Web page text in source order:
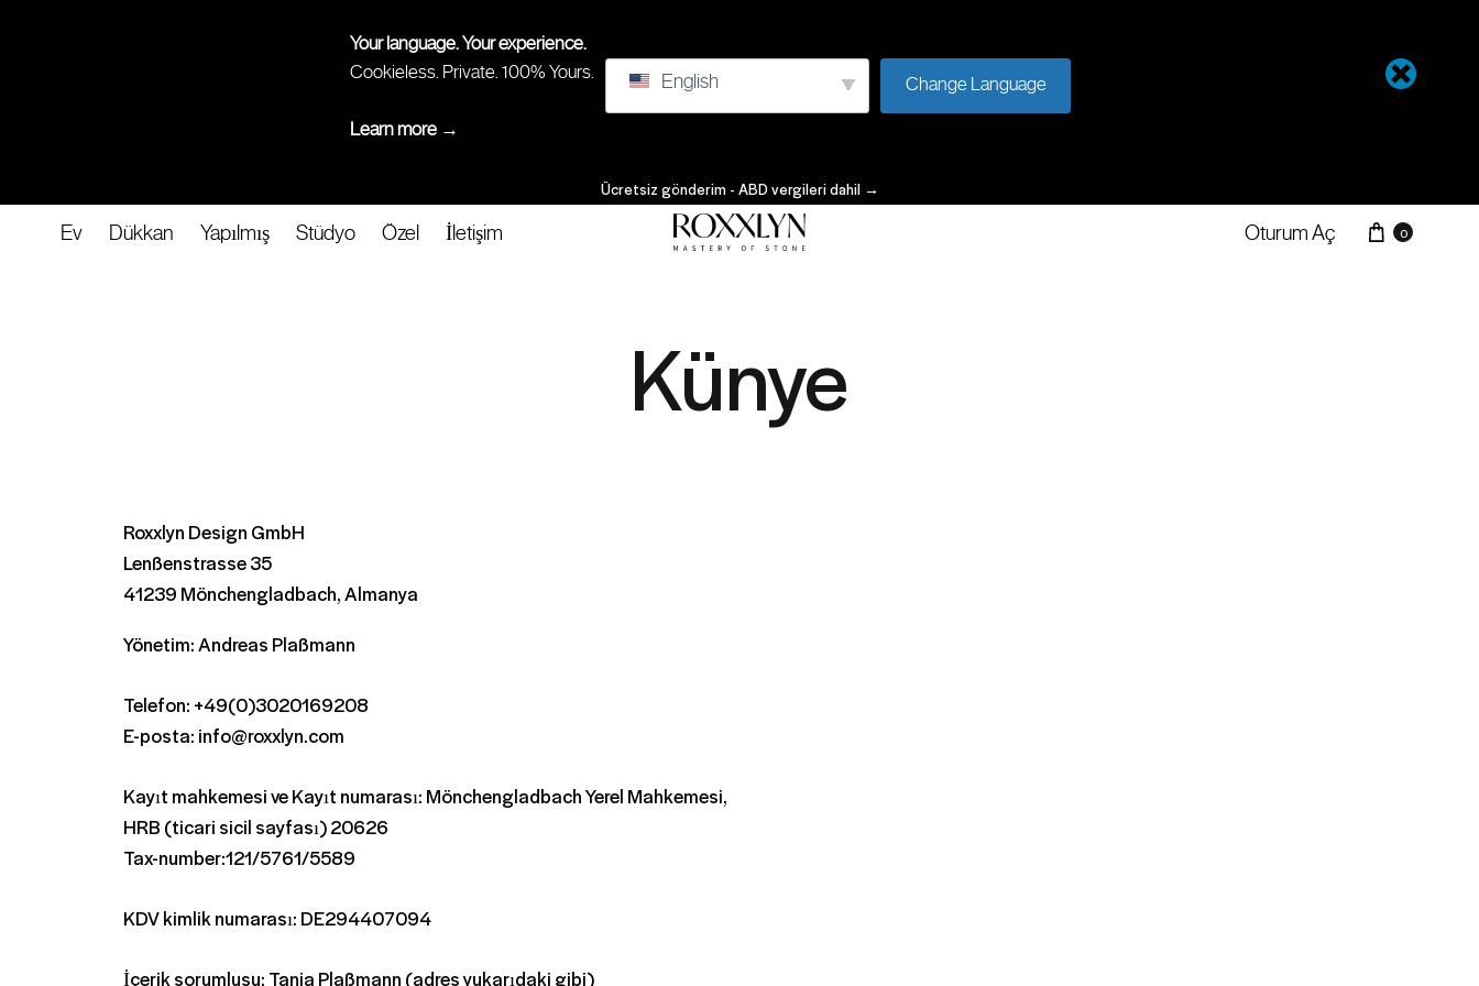
Your language. Your experience.
Cookieless. Private. 100% Yours.
Learn more →
English Change Language
Ücretsiz gönderim - ABD vergileri dahil →
Ev Dükkan Yapılmış Stüdyo Özel İletişim Oturum Aç 0
Künye
Roxxlyn Design GmbH
Lenßenstrasse 35
41239 Mönchengladbach, Almanya
Yönetim: Andreas Plaßmann
Telefon: +49(0)3020169208
E-posta: info@roxxlyn.com
Kayıt mahkemesi ve Kayıt numarası: Mönchengladbach Yerel Mahkemesi,
HRB (ticari sicil sayfası) 20626
Tax-number:121/5761/5589
KDV kimlik numarası: DE294407094
İçerik sorumlusu: Tanja Plaßmann (adres yukarıdaki gibi)